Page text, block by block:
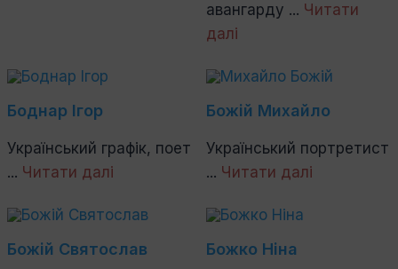
авангарду ... Читати
далі
Боднар Ігор
Український графік, поет
... Читати далі
Божій Михайло
Український портретист
... Читати далі
Божій Святослав Божко Ніна